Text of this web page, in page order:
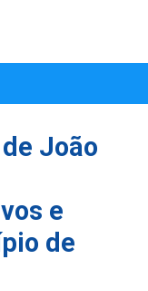
João
e
de